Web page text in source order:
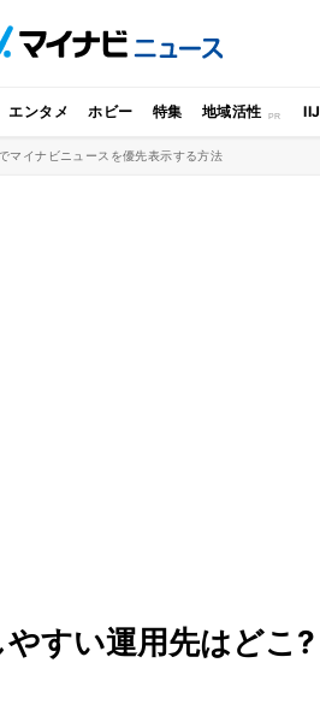
エンタメ ホビー 特集 地域活性 IIJ
マイナビニュースを優先表示する方法
すい運用先はどこ?